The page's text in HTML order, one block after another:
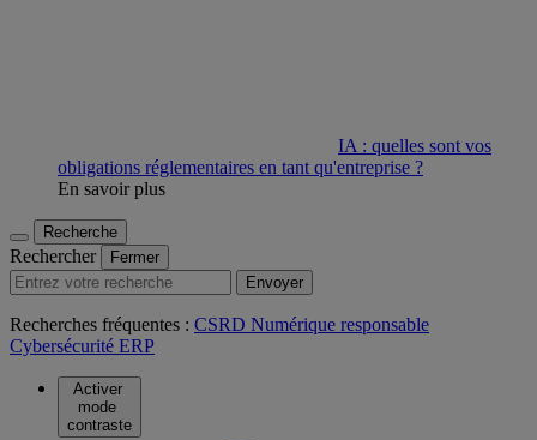
IA : quelles sont vos
obligations réglementaires en tant qu'entreprise ?
En savoir plus
Recherche
Rechercher
Fermer
Envoyer
Recherches fréquentes : CSRD Numérique responsable
Cybersécurité ERP
Activer
mode
contraste